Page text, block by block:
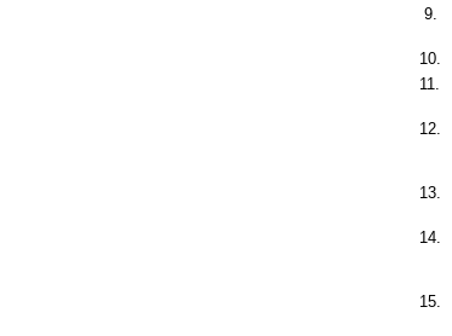
9.
10.
11.
12.
13.
14.
15.